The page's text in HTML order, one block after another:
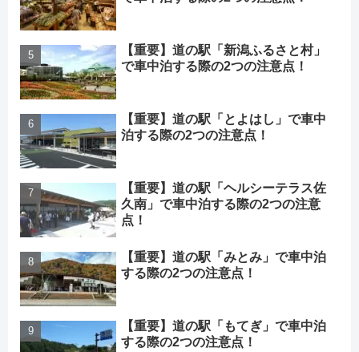
【重要】道の駅「新潟ふるさと村」
で車中泊する際の2つの注意点！
【重要】道の駅「とよはし」で車中
泊する際の2つの注意点！
【重要】道の駅「ヘルシーテラス佐
久南」で車中泊する際の2つの注意
点！
【重要】道の駅「みとみ」で車中泊
する際の2つの注意点！
【重要】道の駅「もてぎ」で車中泊
する際の2つの注意点！